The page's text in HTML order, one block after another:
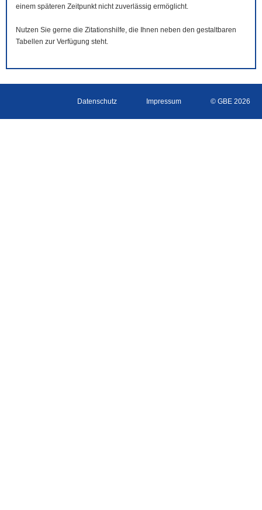
einem späteren Zeitpunkt nicht zuverlässig ermöglicht.
Nutzen Sie gerne die Zitationshilfe, die Ihnen neben den gestaltbaren
Tabellen zur Verfügung steht.
Datenschutz Impressum © GBE 2026